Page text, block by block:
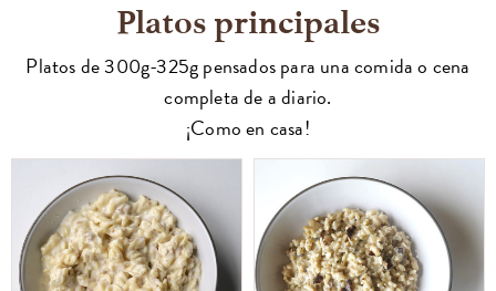
Platos principales
Platos de 300g-325g pensados para una comida o cena
completa de a diario.
¡Como en casa!